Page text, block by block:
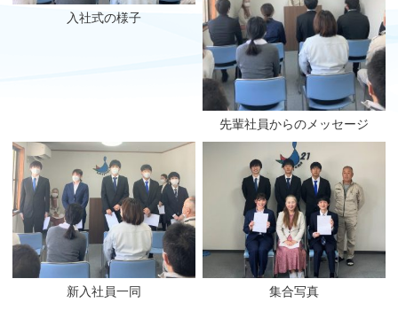
入社式の様子
先輩社員からのメッセージ
新入社員一同 集合写真